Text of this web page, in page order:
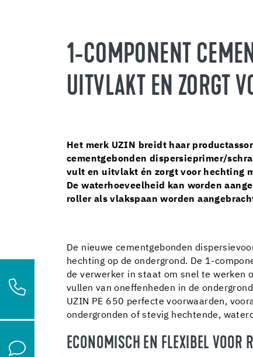
1-COMPONENT
UITVLAKT EN ZORGT
Het merk UZIN breidt haar
cementgebonden dispersieprimer/
vult en uitvlakt én zorgt voor hechting
De waterhoeveelheid kan worden
roller als vlakspaan worden
De nieuwe cementgebonden
hechting op de ondergrond. De 1-
de verwerker in staat om snel te werken
vullen van oneffenheden in de
UZIN PE 650 perfecte voorwaarden,
ondergronden of stevig hechtende,
ECONOMISCH EN FLEXIBEL VOOR